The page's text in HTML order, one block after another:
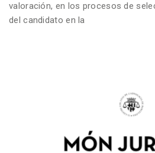
valoración, en los procesos de
del candidato en la